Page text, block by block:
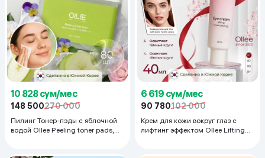
10 828 сум/мес
148 500270 000
Пилинг Тонер-пэды с яблочной
водой Ollee Peeling toner pads,
6 619 сум/мес
90 780102 000
Крем для кожи вокруг глаз с
лифтинг эффектом Ollee Lifting